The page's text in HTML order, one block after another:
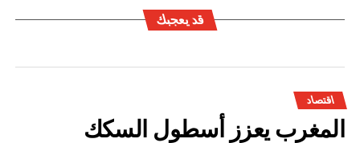
قد يعجبك
اقتصاد
المغرب يعزز أسطول السكك